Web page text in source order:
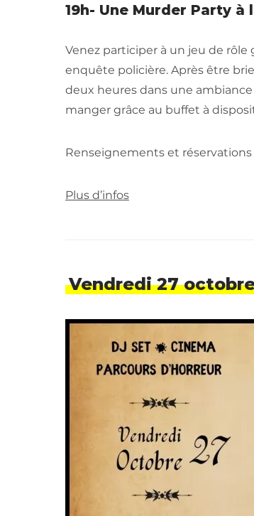
19h- Une Murder Party à
Venez participer à un jeu de rôle
enquête policière. Après être
deux heures dans une
manger grâce au buffet à
Renseignements et
Plus d’infos
Vendredi 27